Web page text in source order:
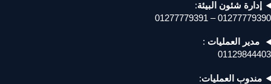
إدارة شئون البيئة:
01277779390 – 01277779391
مدير العمليات :
01129844403
مندوب العمليات: